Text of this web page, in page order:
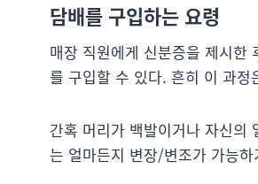
담배를 구입하는 요령
매장 직원에게 신분증을 제시한
를 구입할 수 있다. 흔히 이 과
간혹 머리가 백발이거나 자신의
는 얼마든지 변장/변조가 가능